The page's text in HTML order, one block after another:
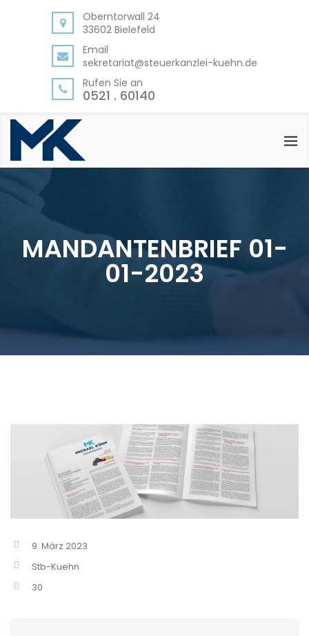
Oberntorwall 24
33602 Bielefeld
Email
sekretariat@steuerkanzlei-kuehn.de
Rufen Sie an
0521 . 60140
MANDANTENBRIEF 01-
01-2023
9. März 2023
Stb-Kuehn
30
FÜR UNTERNEHMEN UND
SELBSTSTÄNDIGE
FÜR PRIVATPERSONEN